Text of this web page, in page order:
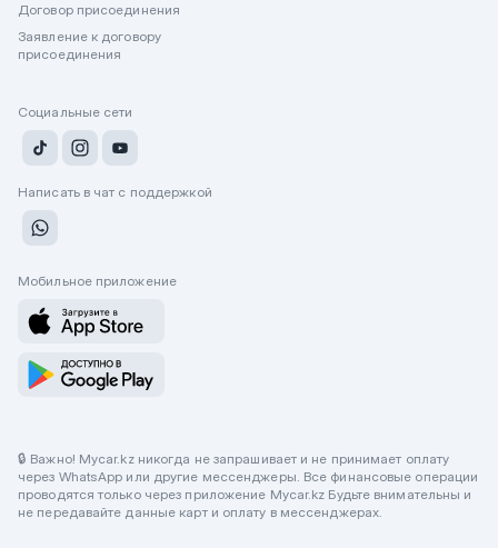
Договор присоединения
Заявление к договору
присоединения
Социальные сети
Написать в чат с поддержкой
Мобильное приложение
🔒 Важно! Mycar.kz никогда не запрашивает и не принимает оплату
через WhatsApp или другие мессенджеры. Все финансовые операции
проводятся только через приложение Mycar.kz Будьте внимательны и
не передавайте данные карт и оплату в мессенджерах.